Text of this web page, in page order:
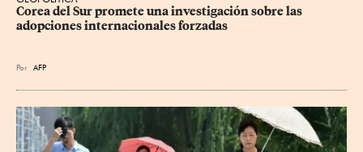
Corea del Sur promete una investigación sobre las
adopciones internacionales forzadas
Por AFP